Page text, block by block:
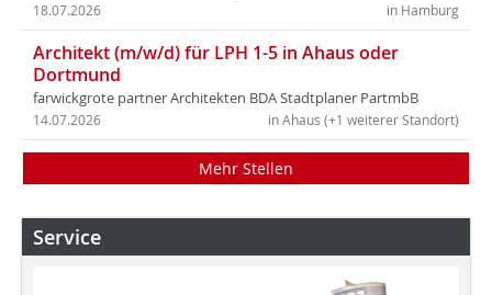
in Hamburg
18.07.2026
Architekt (m/w/d) für LPH 1-5 in Ahaus oder
Dortmund
farwickgrote partner Architekten BDA Stadtplaner PartmbB
in Ahaus (+1 weiterer Standort)
14.07.2026
Mehr Stellen
Service